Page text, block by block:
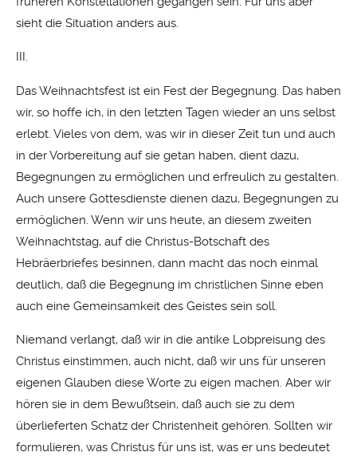
sieht die Situation anders aus.
III.
Das Weihnachtsfest ist ein Fest der Begegnung. Das haben
wir, so hoffe ich, in den letzten Tagen wieder an uns selbst
erlebt. Vieles von dem, was wir in dieser Zeit tun und auch
in der Vorbereitung auf sie getan haben, dient dazu,
Begegnungen zu ermöglichen und erfreulich zu gestalten.
Auch unsere Gottesdienste dienen dazu, Begegnungen zu
ermöglichen. Wenn wir uns heute, an diesem zweiten
Weihnachtstag, auf die Christus-Botschaft des
Hebräerbriefes besinnen, dann macht das noch einmal
deutlich, daß die Begegnung im christlichen Sinne eben
auch eine Gemeinsamkeit des Geistes sein soll.
Niemand verlangt, daß wir in die antike Lobpreisung des
Christus einstimmen, auch nicht, daß wir uns für unseren
eigenen Glauben diese Worte zu eigen machen. Aber wir
hören sie in dem Bewußtsein, daß auch sie zu dem
überlieferten Schatz der Christenheit gehören. Sollten wir
formulieren, was Christus für uns ist, was er uns bedeutet